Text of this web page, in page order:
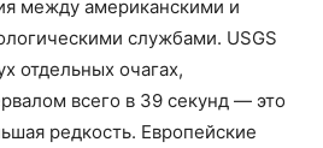
между американскими и
службами. USGS
отдельных очагах,
всего в 39 секунд — это
редкость. Европейские